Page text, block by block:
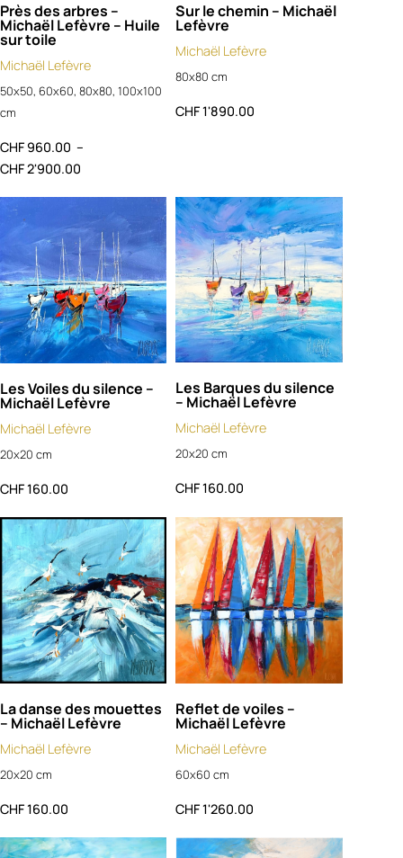
Près des arbres –
Michaël Lefèvre – Huile
sur toile
Michaël Lefèvre
50x50, 60x60, 80x80, 100x100
cm
CHF 960.00 –
CHF2'900.00
Sur le chemin – Michaël
Lefèvre
Michaël Lefèvre
80x80 cm
CHF1'890.00
Les Voiles du silence –
Michaël Lefèvre
Michaël Lefèvre
20x20 cm
CHF160.00
Les Barques du silence
– Michaël Lefèvre
Michaël Lefèvre
20x20 cm
CHF160.00
La danse des mouettes
– Michaël Lefèvre
Michaël Lefèvre
20x20 cm
CHF160.00
Reflet de voiles –
Michaël Lefèvre
Michaël Lefèvre
60x60 cm
CHF1'260.00